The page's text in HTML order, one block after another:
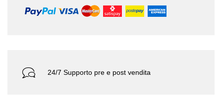
24/7 Supporto pre e post vendita